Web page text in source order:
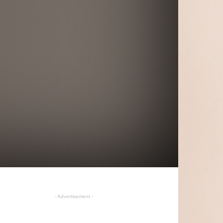
- Advertisement -